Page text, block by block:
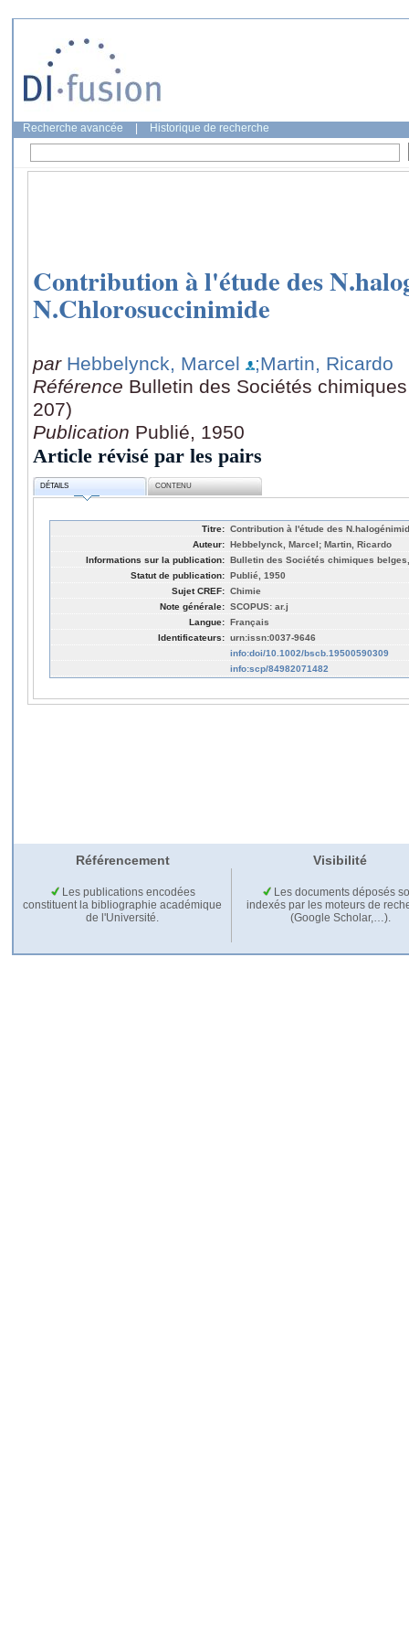
Recherche avancée Historique de recherche
Contribution à l'étude des
N.Chlorosuccinimide
par Hebbelynck, Marcel
;Martin, Ricardo
Référence Bulletin des Sociétés
207)
Publication Publié, 1950
Article révisé par les pairs
DÉTAILS CONTENU
Titre: Contribution à l'étude des
Auteur: Hebbelynck, Marcel; Martin, Ricardo
Informations sur la publication: Bulletin des Sociétés chimiques
Statut de publication: Publié, 1950
Sujet CREF: Chimie
Note générale: SCOPUS: ar.j
Langue: Français
Identificateurs: urn:issn:0037-9646
info:doi/10.1002/bscb.19500590309
info:scp/84982071482
Référencement Visibilité
Les publications encodées
constituent la bibliographie académique
de l'Université.
Les documents déposés
indexés par les moteurs de
(Google Scholar,…).